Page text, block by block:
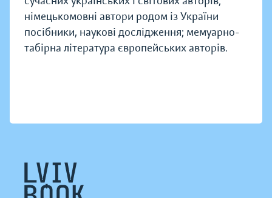
німецькомовні автори родом із України
посібники, наукові дослідження; мемуарно-
табірна література європейських авторів.